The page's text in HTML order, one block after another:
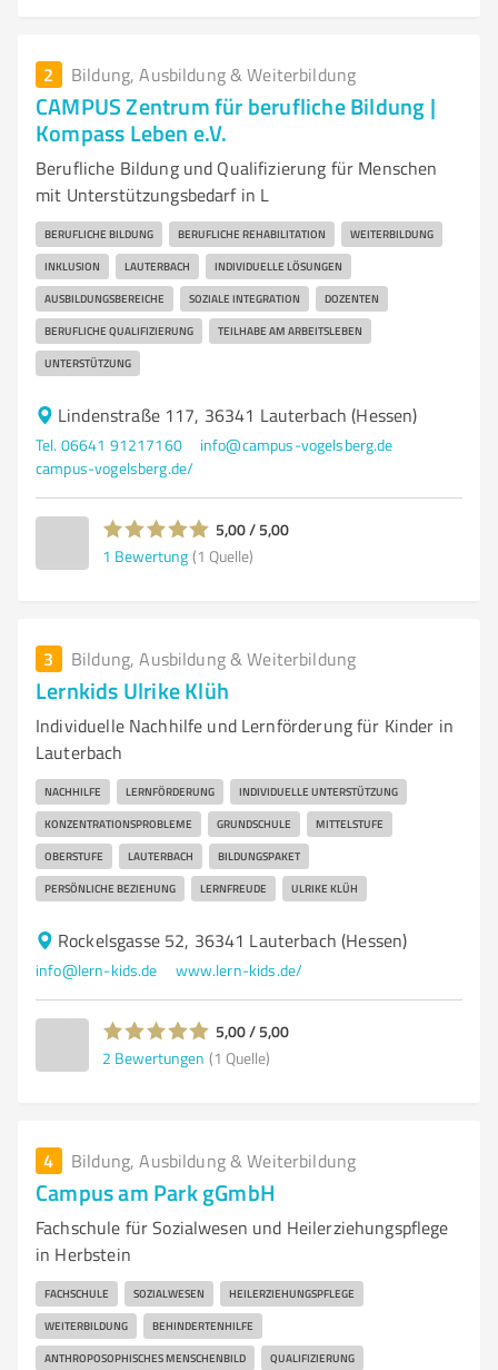
2 Bildung, Ausbildung & Weiterbildung
CAMPUS Zentrum für berufliche Bildung |
Kompass Leben e.V.
Berufliche Bildung und Qualifizierung für Menschen
mit Unterstützungsbedarf in L
BERUFLICHE BILDUNG BERUFLICHE REHABILITATION WEITERBILDUNG
INKLUSION LAUTERBACH INDIVIDUELLE LÖSUNGEN
AUSBILDUNGSBEREICHE SOZIALE INTEGRATION DOZENTEN
BERUFLICHE QUALIFIZIERUNG TEILHABE AM ARBEITSLEBEN
UNTERSTÜTZUNG
Lindenstraße 117, 36341 Lauterbach (Hessen)
Tel. 06641 91217160
info@campus-vogelsberg.de
campus-vogelsberg.de/
5,00 / 5,00
1 Bewertung (1 Quelle)
3 Bildung, Ausbildung & Weiterbildung
Lernkids Ulrike Klüh
Individuelle Nachhilfe und Lernförderung für Kinder in
Lauterbach
NACHHILFE LERNFÖRDERUNG INDIVIDUELLE UNTERSTÜTZUNG
KONZENTRATIONSPROBLEME GRUNDSCHULE MITTELSTUFE
OBERSTUFE LAUTERBACH BILDUNGSPAKET
PERSÖNLICHE BEZIEHUNG LERNFREUDE ULRIKE KLÜH
Rockelsgasse 52, 36341 Lauterbach (Hessen)
info@lern-kids.de www.lern-kids.de/
5,00 / 5,00
2 Bewertungen (1 Quelle)
4 Bildung, Ausbildung & Weiterbildung
Campus am Park gGmbH
Fachschule für Sozialwesen und Heilerziehungspflege
in Herbstein
FACHSCHULE SOZIALWESEN HEILERZIEHUNGSPFLEGE
WEITERBILDUNG BEHINDERTENHILFE
ANTHROPOSOPHISCHES MENSCHENBILD QUALIFIZIERUNG